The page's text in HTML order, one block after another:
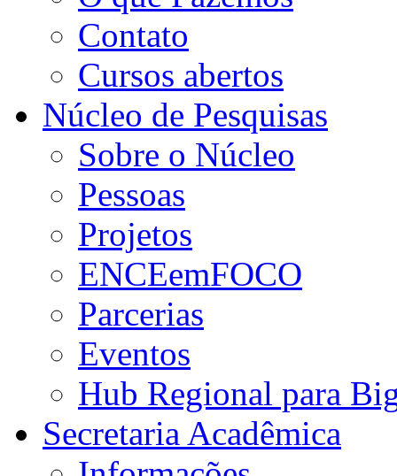
Contato
Cursos abertos
Núcleo de Pesquisas
Sobre o Núcleo
Pessoas
Projetos
ENCEemFOCO
Parcerias
Eventos
Hub Regional para
Secretaria Acadêmica